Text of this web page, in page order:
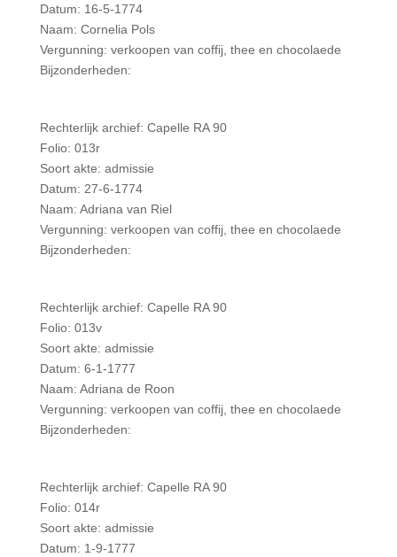
Datum: 16-5-1774
Naam: Cornelia Pols
Vergunning: verkoopen van coffij, thee en chocolaede
Bijzonderheden:
Rechterlijk archief: Capelle RA 90
Folio: 013r
Soort akte: admissie
Datum: 27-6-1774
Naam: Adriana van Riel
Vergunning: verkoopen van coffij, thee en chocolaede
Bijzonderheden:
Rechterlijk archief: Capelle RA 90
Folio: 013v
Soort akte: admissie
Datum: 6-1-1777
Naam: Adriana de Roon
Vergunning: verkoopen van coffij, thee en chocolaede
Bijzonderheden:
Rechterlijk archief: Capelle RA 90
Folio: 014r
Soort akte: admissie
Datum: 1-9-1777